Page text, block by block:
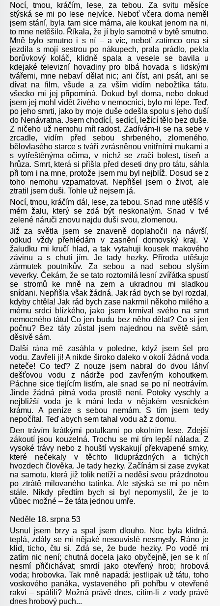
Nocí, tmou, kráčím, lese, za tebou. Za svitu měsíce
stýská se mi po lese nejvíce. Neboť včera doma neměl
jsem stání, byla tam sice máma, ale koukat jenom na ni,
to mne netěšilo. Říkala, že jí bylo samotné v bytě smutno.
Mně bylo smutno i s ní – a víc, neboť zatímco ona si
jezdila s mojí sestrou po nákupech, prala prádlo, pekla
borůvkový koláč, klidně spala a vesele se bavila u
kdejaké televizní hovadiny pro blbá hovada s lidskými
tvářemi, mne nebaví dělat nic; ani číst, ani psát, ani se
dívat na film, všude a za vším vidím nebožtíka tátu,
všecko mi jej připomíná. Dokud byl doma, nebo dokud
jsem jej mohl vidět živého v nemocnici, bylo mi lépe. Teď,
po jeho smrti, jako by moje duše odešla spolu s jeho duší
do Nenávratna. Jsem chodící, sedící, ležící tělo bez duše.
Z ničeho už nemohu mít radost. Zadívám-li se na sebe v
zrcadle, vidím před sebou shrbeného, zlomeného,
bělovlasého starce s tváří zvrásněnou vnitřními mukami a
s vytřeštěnýma očima, v nichž se zračí bolest, tíseň a
hrůza. Smrt, která si přišla před deseti dny pro tátu, sáhla
při tom i na mne, protože jsem mu byl nejblíž. Dosud se z
toho nemohu vzpamatovat. Nepřišel jsem o život, ale
ztratil jsem duši. Tohle už nejsem já.
Nocí, tmou, kráčím dál, lese, za tebou. Snad mne utěšíš v
mém žalu, který se zdá být neskonalým. Snad v tvé
zelené náruči znovu najdu duši svou, zlomenou.
Již za světla jsem se znaveně doplahočil na návrší,
odkud vždy přehlédám v zasnění domovský kraj. V
žaludku mi kručí hlad, a tak vytahuji kousek makového
závinu a s chutí jím. Je tady hezky. Příroda utěšuje
zármutek poutníkův. Za sebou a nad sebou slyším
veverky. Čekám, že se tato roztomilá lesní zvířátka spustí
se stromů ke mně na zem a ukradnou mi sladkou
snídani. Nepřišla však žádná. Jak rád bych se byl rozdal,
kdyby chtěla! Jak rád bych zase nakrmil někoho milého a
mému srdci blízkého, jako jsem krmíval svého na smrt
nemocného tátu! Co jen budu bez něho dělat? Co si jen
počnu? Bez táty zůstal jsem najednou na světě sám,
děsivě sám.
Další rána mě zasáhla v poledne, když jsem šel pro
vodu. Zavřeli ji! A nikde široko daleko v okolí žádná voda
neteče! Co teď? Z nouze jsem nabral do dvou láhví
dešťovou vodu z nádrže pod zavřeným kohoutkem.
Páchne sice tlejícím listím, ale snad se po ní neotrávím.
Jinde žádná pitná voda prostě není. Potoky vyschly a
nejbližší voda je k mání leda v nějakém vesnickém
krámu. A peníze s sebou nemám. S tím jsem tedy
nepočítal. Teď abych sem tahal vodu až z domu.
Den trávím krátkými potulkami po okolním lese. Zdejší
zákoutí jsou kouzelná. Trochu se mi tím lepší nálada. Z
vysoké trávy nebo z houští vyskakují překvapené srnky,
které nečekaly v těchto liduprázdných a tichých
hvozdech člověka. Je tady hezky. Začínám si zase zvykat
na samotu, která již tolik netíží a neděsí svou prázdnotou
po ztrátě milovaného tatínka. Ale stýská se mi po něm
stále. Nikdy předtím bych si byl nepomyslil, že je to
vůbec možné – že táta jednou umře.
Neděle 18. srpna 53
Usnul jsem brzy a spal jsem dlouho. Noc byla klidná,
teplá, zdály se mi nějaké nesouvislé nesmysly. Ráno je
klid, ticho, čtu si. Zdá se, že bude hezky. Po vodě mi
zatím nic není; chutná docela jako obyčejně, jen se k ní
nesmí přičichávat; smrdí jako otevřený hrob; hrobová
voda; hrobovka. Tak mně napadá: jestlipak už tátu, toho
voskového panáka, vystaveného při pohřbu v otevřené
rakvi – spálili? Možná právě dnes, cítím-li z vody právě
dnes hrobový puch...